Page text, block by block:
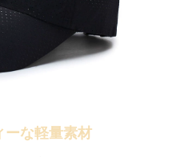
ーな軽量素材